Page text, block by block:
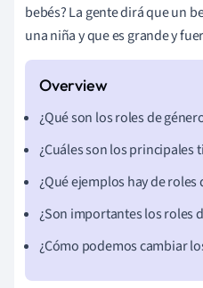
bebés? La gente dirá que un
una niña y que es grande y
¿Qué son los roles de
¿Cuáles son los principales
¿Qué ejemplos hay de roles
¿Son importantes los roles
¿Cómo podemos cambiar